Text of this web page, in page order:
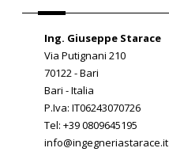
Ing. Giuseppe Starace
Via Putignani 210
70122 - Bari
Bari - Italia
P.Iva: IT06243070726
Tel: +39 0809645195
info@ingegneriastarace.it